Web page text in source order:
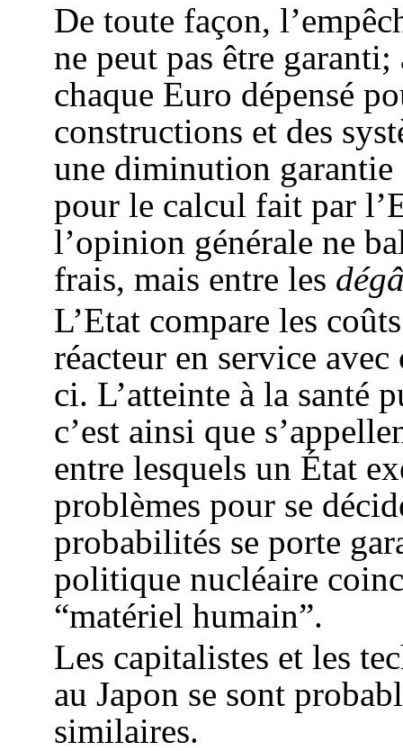
De toute façon,
ne peut pas être
chaque Euro dépensé
constructions et des
une diminution
pour le calcul fait par
l’opinion générale ne
frais, mais entre les
L’Etat compare les
réacteur en service
ci. L’atteinte à la santé
c’est ainsi que
entre lesquels un État
problèmes pour se
probabilités se porte
politique nucléaire
“matériel humain”.
Les capitalistes et les
au Japon se sont
similaires.